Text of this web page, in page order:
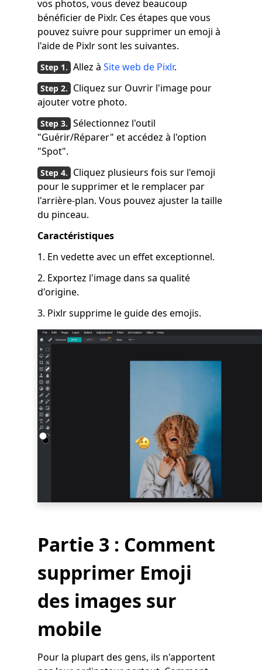
vos photos, vous devez beaucoup
bénéficier de Pixlr. Ces étapes que vous
pouvez suivre pour supprimer un emoji à
l'aide de Pixlr sont les suivantes.
Allez à Site web de Pixlr.
Cliquez sur Ouvrir l'image pour
ajouter votre photo.
Sélectionnez l'outil
"Guérir/Réparer" et accédez à l'option
"Spot".
Cliquez plusieurs fois sur l'emoji
pour le supprimer et le remplacer par
l'arrière-plan. Vous pouvez ajuster la taille
du pinceau.
Caractéristiques
1. En vedette avec un effet exceptionnel.
2. Exportez l'image dans sa qualité
d'origine.
3. Pixlr supprime le guide des emojis.
Partie 3 : Comment
supprimer Emoji
des images sur
mobile
Pour la plupart des gens, ils n'apportent